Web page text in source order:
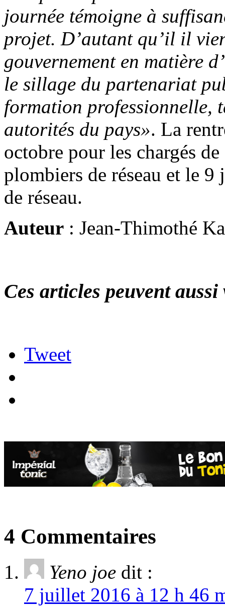
journée témoigne à
projet. D’autant qu’il il
gouvernement en matière
le sillage du partenariat
formation professionnelle,
autorités du pays». La
octobre pour les chargés
plombiers de réseau et le
de réseau.
Auteur : Jean-Thimothé
Ces articles peuvent
Tweet
4 Commentaires
Yeno joe dit :
7 juillet 2016 à 12 h 46